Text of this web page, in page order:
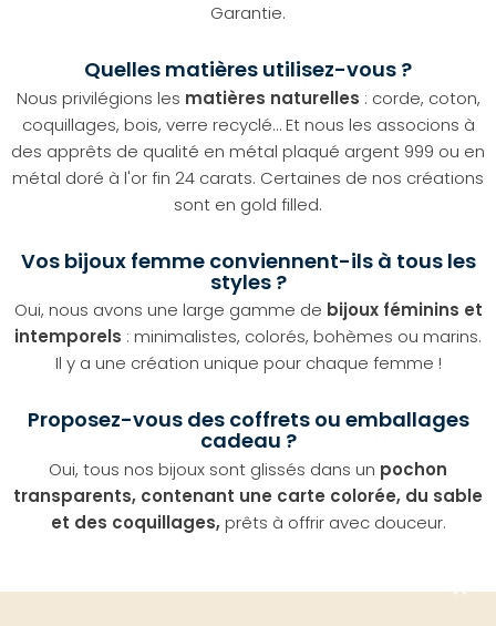
Garantie.
Quelles matières utilisez-vous ?
Nous privilégions les matières naturelles : corde, coton,
coquillages, bois, verre recyclé… Et nous les associons à
des apprêts de qualité en métal plaqué argent 999 ou en
métal doré à l'or fin 24 carats. Certaines de nos créations
sont en gold filled.
Vos bijoux femme conviennent-ils à tous les
styles ?
Oui, nous avons une large gamme de bijoux féminins et
intemporels : minimalistes, colorés, bohèmes ou marins.
Il y a une création unique pour chaque femme !
Proposez-vous des coffrets ou emballages
cadeau ?
Oui, tous nos bijoux sont glissés dans un pochon
transparents, contenant une carte colorée, du sable
et des coquillages,prêts à offrir avec douceur.